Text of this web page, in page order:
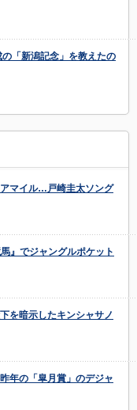
「新潟記念」を教えたの
マイル…戸崎圭太ソング
』でジャングルポケット
を暗示したキンシャサノ
年の「皐月賞」のデジャ